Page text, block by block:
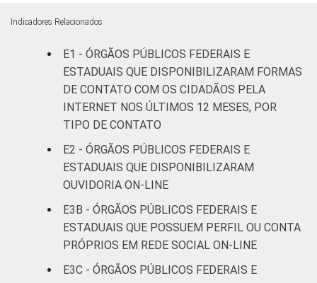
Sociedade da Informação (Cetic.br),
Pesquisa sobre o uso das tecnologias de
informação e comunicação no setor público
brasileiro - TIC Governo Eletrônico 2019.
Indicadores Relacionados
E1 - ÓRGÃOS PÚBLICOS FEDERAIS E
ESTADUAIS QUE DISPONIBILIZARAM FORMAS
DE CONTATO COM OS CIDADÃOS PELA
INTERNET NOS ÚLTIMOS 12 MESES, POR
TIPO DE CONTATO
E2 - ÓRGÃOS PÚBLICOS FEDERAIS E
ESTADUAIS QUE DISPONIBILIZARAM
OUVIDORIA ON-LINE
E3B - ÓRGÃOS PÚBLICOS FEDERAIS E
ESTADUAIS QUE POSSUEM PERFIL OU CONTA
PRÓPRIOS EM REDE SOCIAL ON-LINE
E3C - ÓRGÃOS PÚBLICOS FEDERAIS E